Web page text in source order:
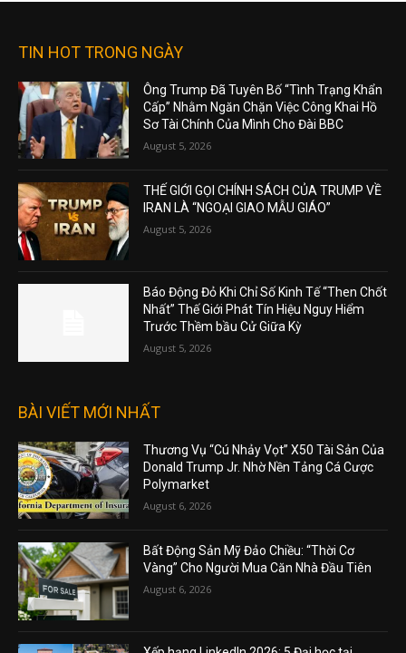
TIN HOT TRONG NGÀY
Ông Trump Đã Tuyên Bố “Tình Trạng Khẩn
Cấp” Nhằm Ngăn Chặn Việc Công Khai Hồ
Sơ Tài Chính Của Mình Cho Đài BBC
August 5, 2026
THẾ GIỚI GỌI CHÍNH SÁCH CỦA TRUMP VỀ
IRAN LÀ “NGOẠI GIAO MẪU GIÁO”
August 5, 2026
Báo Động Đỏ Khi Chỉ Số Kinh Tế “Then Chốt
Nhất” Thế Giới Phát Tín Hiệu Nguy Hiểm
Trước Thềm bầu Cử Giữa Kỳ
August 5, 2026
BÀI VIẾT MỚI NHẤT
Thương Vụ “Cú Nhảy Vọt” X50 Tài Sản Của
Donald Trump Jr. Nhờ Nền Tảng Cá Cược
Polymarket
August 6, 2026
Bất Động Sản Mỹ Đảo Chiều: “Thời Cơ
Vàng” Cho Người Mua Căn Nhà Đầu Tiên
August 6, 2026